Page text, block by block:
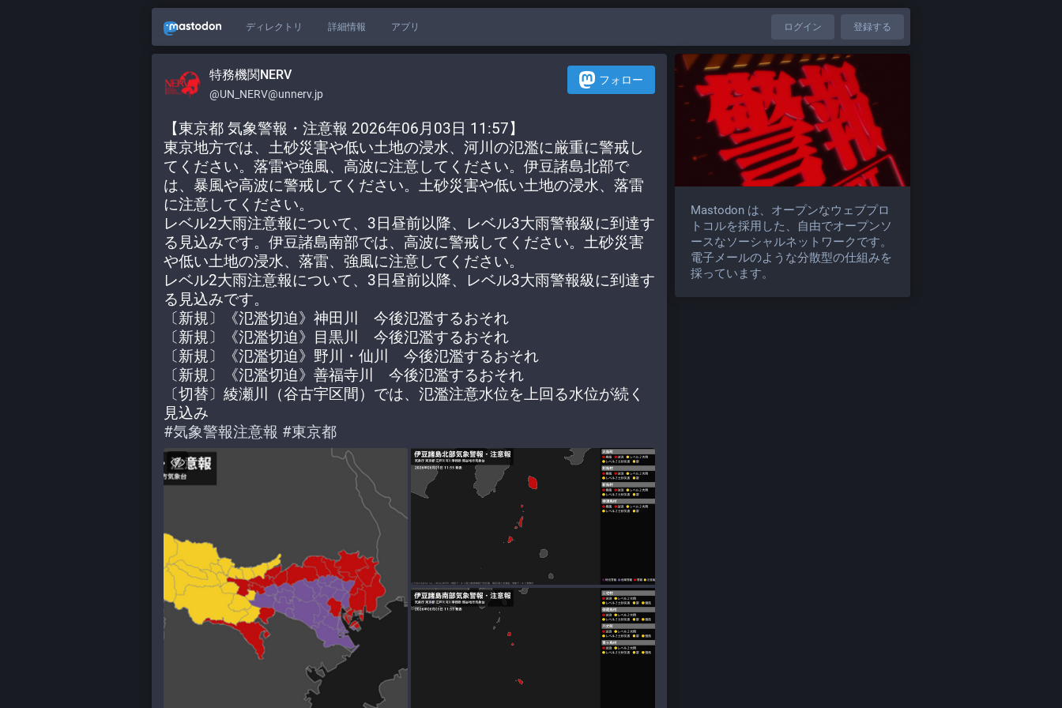
ディレクトリ 詳細情報 アプリ ログイン 登録する
特務機関NERV
@UN_NERV@unnerv.jp
フォロー
【東京都 気象警報・注意報 2026年06月03日 11:57】
東京地方では、土砂災害や低い土地の浸水、河川の氾濫に厳重に警戒し
てください。落雷や強風、高波に注意してください。伊豆諸島北部で
は、暴風や高波に警戒してください。土砂災害や低い土地の浸水、落雷
に注意してください。
レベル2大雨注意報について、3日昼前以降、レベル3大雨警報級に到達す
る見込みです。伊豆諸島南部では、高波に警戒してください。土砂災害
や低い土地の浸水、落雷、強風に注意してください。
レベル2大雨注意報について、3日昼前以降、レベル3大雨警報級に到達す
る見込みです。
〔新規〕《氾濫切迫》神田川　今後氾濫するおそれ
〔新規〕《氾濫切迫》目黒川　今後氾濫するおそれ
〔新規〕《氾濫切迫》野川・仙川　今後氾濫するおそれ
〔新規〕《氾濫切迫》善福寺川　今後氾濫するおそれ
〔切替〕綾瀬川（谷古宇区間）では、氾濫注意水位を上回る水位が続く
見込み
#気象警報注意報 #東京都
Mastodon は、オープンなウェブプロ
トコルを採用した、自由でオープンソ
ースなソーシャルネットワークです。
電子メールのような分散型の仕組みを
採っています。